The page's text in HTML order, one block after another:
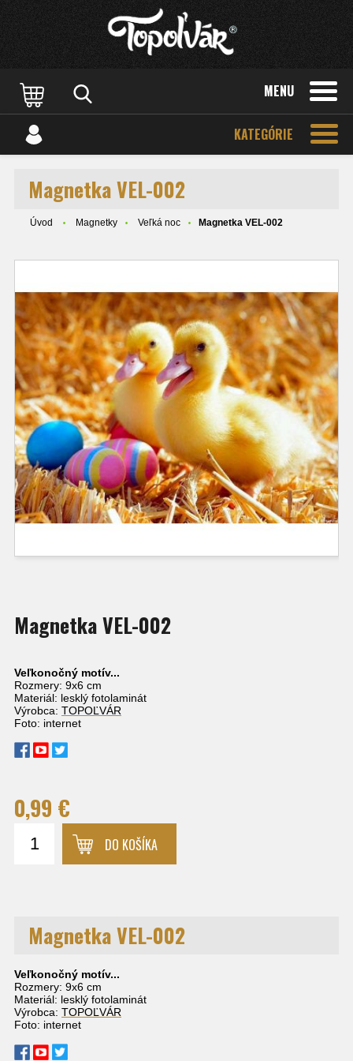
MENU
KATEGÓRIE
Magnetka VEL-002
Úvod Magnetky Veľká noc Magnetka VEL-002
Magnetka VEL-002
Veľkonočný motív...
Rozmery: 9x6 cm
Materiál: lesklý fotolaminát
Výrobca: TOPOĽVÁR
Foto: internet
0,99 €
DO KOŠÍKA
Magnetka VEL-002
Veľkonočný motív...
Rozmery: 9x6 cm
Materiál: lesklý fotolaminát
Výrobca: TOPOĽVÁR
Foto: internet